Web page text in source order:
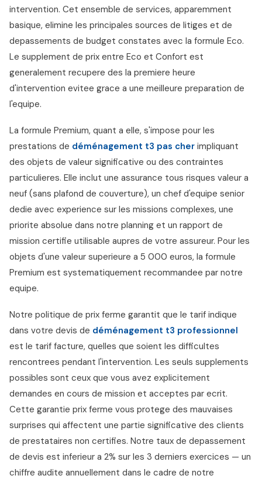
intervention. Cet ensemble de services, apparemment
basique, elimine les principales sources de litiges et de
depassements de budget constates avec la formule Eco.
Le supplement de prix entre Eco et Confort est
generalement recupere des la premiere heure
d'intervention evitee grace a une meilleure preparation de
l'equipe.
La formule Premium, quant a elle, s'impose pour les
prestations de déménagement t3 pas cher impliquant
des objets de valeur significative ou des contraintes
particulieres. Elle inclut une assurance tous risques valeur a
neuf (sans plafond de couverture), un chef d'equipe senior
dedie avec experience sur les missions complexes, une
priorite absolue dans notre planning et un rapport de
mission certifie utilisable aupres de votre assureur. Pour les
objets d'une valeur superieure a 5 000 euros, la formule
Premium est systematiquement recommandee par notre
equipe.
Notre politique de prix ferme garantit que le tarif indique
dans votre devis de déménagement t3 professionnel
est le tarif facture, quelles que soient les difficultes
rencontrees pendant l'intervention. Les seuls supplements
possibles sont ceux que vous avez explicitement
demandes en cours de mission et acceptes par ecrit.
Cette garantie prix ferme vous protege des mauvaises
surprises qui affectent une partie significative des clients
de prestataires non certifies. Notre taux de depassement
de devis est inferieur a 2% sur les 3 derniers exercices — un
chiffre audite annuellement dans le cadre de notre